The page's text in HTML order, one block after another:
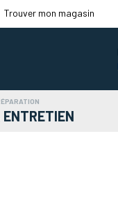
Trouver mon magasin
& ENTRETIEN